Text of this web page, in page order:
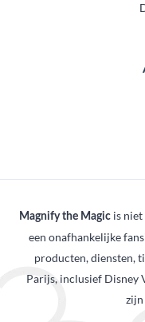
Magnify the Magic is
een onafhankelijke
producten, diensten,
Parijs, inclusief Disney
zijn